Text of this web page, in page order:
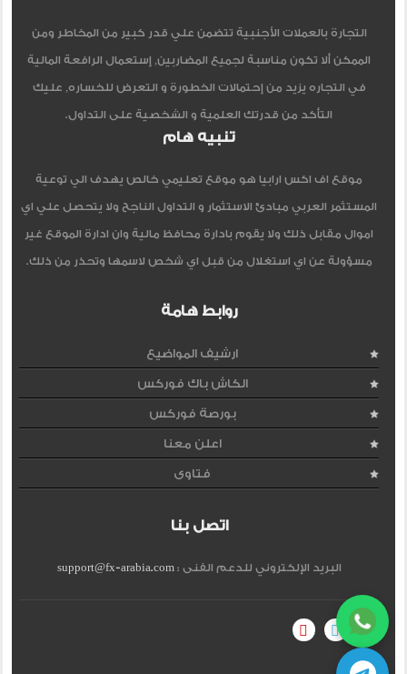
التجارة بالعملات الأجنبية تتضمن علي قدر كبير من المخاطر ومن
الممكن ألا تكون مناسبة لجميع المضاربين, إستعمال الرافعة المالية
في التجاره يزيد من إحتمالات الخطورة و التعرض للخساره, عليك
التأكد من قدرتك العلمية و الشخصية على التداول.
تنبيه هام
موقع اف اكس ارابيا هو موقع تعليمي خالص يهدف الي توعية
المستثمر العربي مبادئ الاستثمار و التداول الناجح ولا يتحصل علي اي
اموال مقابل ذلك ولا يقوم بادارة محافظ مالية وان ادارة الموقع غير
مسؤولة عن اي استغلال من قبل اي شخص لاسمها وتحذر من ذلك.
روابط هامة
ارشيف المواضيع
الكاش باك فوركس
بورصة فوركس
اعلن معنا
فتاوى
اتصل بنا
البريد الإلكتروني للدعم الفنى :support@fx-arabia.com